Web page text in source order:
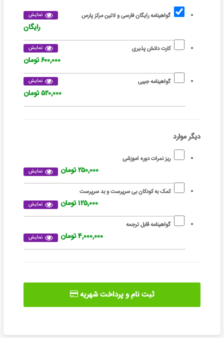
گواهینامه رایگان فارسی و لاتین مرکز پارس نمایش
رایگان
کارت دانش پذیری نمایش
۶۰۰,۰۰۰ تومان
گواهینامه جیبی نمایش
۵۲۰,۰۰۰ تومان
دیگر موارد
ریز نمرات دوره آموزشی
نمایش ۲۵۰,۰۰۰ تومان
کمک به کودکان بی سرپرست و بد سرپرست
نمایش ۱۲۵,۰۰۰ تومان
گواهینامه قابل ترجمه
نمایش ۴,۰۰۰,۰۰۰ تومان
ثبت نام و پرداخت شهریه